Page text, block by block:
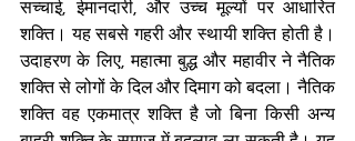
सच्चाई, ईमानदारी, और उच्च मूल्यों पर आधारित
शक्ति। यह सबसे गहरी और स्थायी शक्ति होती है।
उदाहरण के लिए, महात्मा बुद्ध और महावीर ने नैतिक
शक्ति से लोगों के दिल और दिमाग को बदला। नैतिक
शक्ति वह एकमात्र शक्ति है जो बिना किसी अन्य